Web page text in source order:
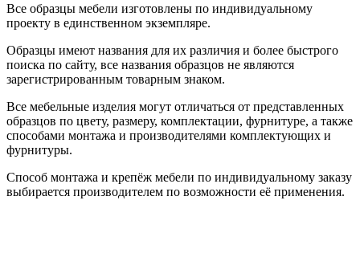
Все образцы мебели изготовлены по индивидуальному
проекту в единственном экземпляре.
Образцы имеют названия для их различия и более быстрого
поиска по сайту, все названия образцов не являются
зарегистрированным товарным знаком.
Все мебельные изделия могут отличаться от представленных
образцов по цвету, размеру, комплектации, фурнитуре, а также
способами монтажа и производителями комплектующих и
фурнитуры.
Способ монтажа и крепёж мебели по индивидуальному заказу
выбирается производителем по возможности её применения.